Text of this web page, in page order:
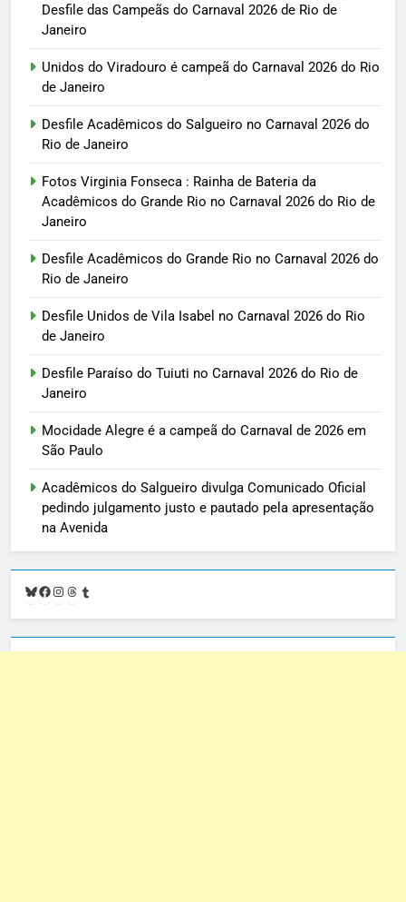
Desfile das Campeãs do Carnaval 2026 de Rio de
Janeiro
Unidos do Viradouro é campeã do Carnaval 2026 do Rio
de Janeiro
Desfile Acadêmicos do Salgueiro no Carnaval 2026 do
Rio de Janeiro
Fotos Virginia Fonseca : Rainha de Bateria da
Acadêmicos do Grande Rio no Carnaval 2026 do Rio de
Janeiro
Desfile Acadêmicos do Grande Rio no Carnaval 2026 do
Rio de Janeiro
Desfile Unidos de Vila Isabel no Carnaval 2026 do Rio
de Janeiro
Desfile Paraíso do Tuiuti no Carnaval 2026 do Rio de
Janeiro
Mocidade Alegre é a campeã do Carnaval de 2026 em
São Paulo
Acadêmicos do Salgueiro divulga Comunicado Oficial
pedindo julgamento justo e pautado pela apresentação
na Avenida
Bluesky
Facebook
Instagram
Threads